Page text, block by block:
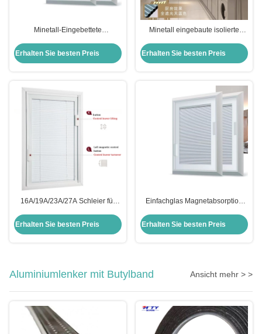
Minetall-Eingebettete
und Türen mit vertikaler Öffnung
Erhalten Sie besten Preis
Minetall eingebaute isolierte
Aluminium Hohlglas für Effizienz
Erhalten Sie besten Preis
16A/19A/23A/27A Schleier für
Magnetsteuerungssysteme
Erhalten Sie besten Preis
Einfachglas Magnetabsorption
Fensterläden
Erhalten Sie besten Preis
Aluminiumlenker mit Butylband Ansicht mehr > >